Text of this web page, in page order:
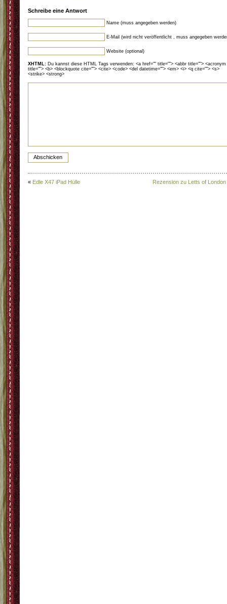
Schreibe eine Antwort
Name (muss angegeben werden)
E-Mail (wird nicht veröffentlicht , muss angegeben
Website (optional)
XHTML: Du kannst diese HTML Tags verwenden: <a href="" title=""> <abbr title=""> <acronym
title=""> <b> <blockquote cite=""> <cite> <code> <del datetime=""> <em> <i> <q cite=""> <s>
<strike> <strong>
« Edle X47 iPad Hülle Rezension zu Letts of London